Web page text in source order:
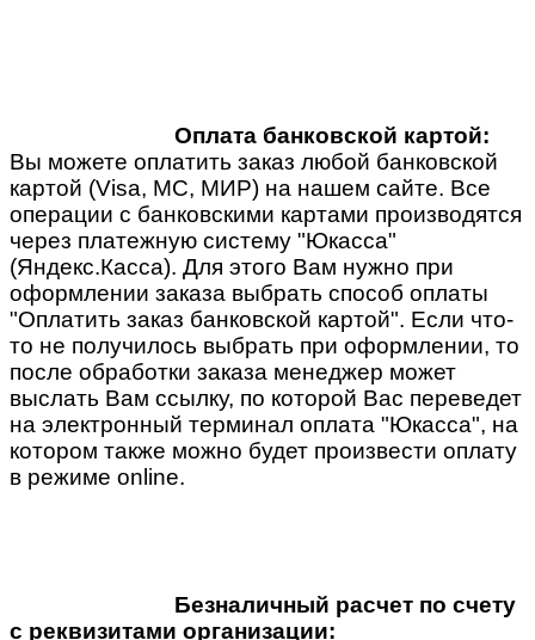
Оплата банковской картой:
Вы можете оплатить заказ любой банковской
картой (Visa, MC, МИР) на нашем сайте. Все
операции с банковскими картами производятся
через платежную систему "Юкасса"
(Яндекс.Касса). Для этого Вам нужно при
оформлении заказа выбрать способ оплаты
"Оплатить заказ банковской картой". Если что-
то не получилось выбрать при оформлении, то
после обработки заказа менеджер может
выслать Вам ссылку, по которой Вас переведет
на электронный терминал оплата "Юкасса", на
котором также можно будет произвести оплату
в режиме online.
Безналичный расчет по счету
с реквизитами организации: